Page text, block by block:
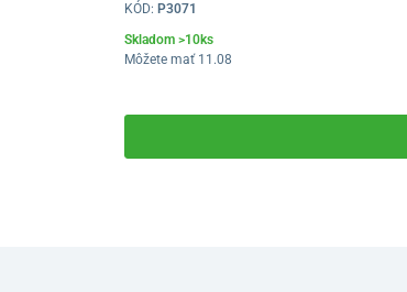
KÓD: P3071
Skladom >10ks
Môžete mať 11.08